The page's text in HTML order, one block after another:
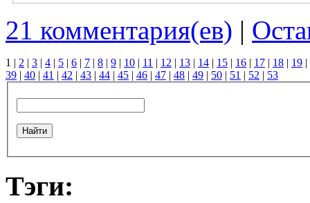
21 комментария(ев) |
1 | 2 | 3 | 4 | 5 | 6 | 7 | 8 | 9 | 10 | 11 | 12 | 13 | 14 | 15 | 16 | 17 | 18 | 19 |
39 | 40 | 41 | 42 | 43 | 44 | 45 | 46 | 47 | 48 | 49 | 50 | 51 | 52 | 53
Тэги: